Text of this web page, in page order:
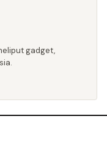
gadget,